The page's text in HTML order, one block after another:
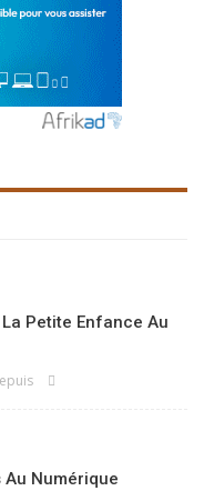
Petite Enfance Au
Au Numérique